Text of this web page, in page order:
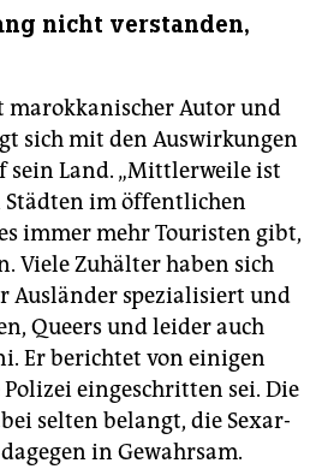
nicht verstanden,
marokkanischer Autor und
sich mit den Auswirkungen
sein Land. „Mittlerweile ist
Städten im öffentlichen
immer mehr Touristen gibt,
Viele Zuhälter haben sich
Ausländer spezialisiert und
Queers und leider auch
Er berichtet von einigen
eingeschritten sei. Die
selten belangt, die Sex­ar­
in Gewahrsam.